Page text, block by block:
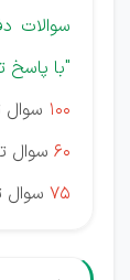
سوالات
"با
100 سوال
60 سوال
75